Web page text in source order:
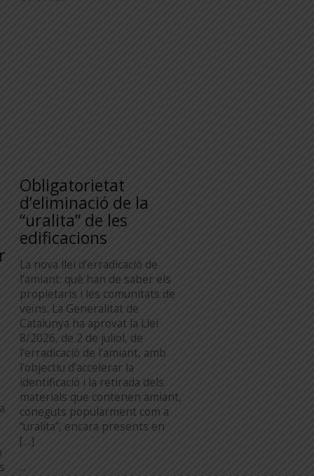
Obligatorietat
d’eliminació de la
“uralita” de les
edificacions
La nova llei d’erradicació de
l’amiant: què han de saber els
propietaris i les comunitats de
veïns. La Generalitat de
Catalunya ha aprovat la Llei
8/2026, de 2 de juliol, de
l’erradicació de l’amiant, amb
l’objectiu d’accelerar la
identificació i la retirada dels
materials que contenen amiant,
coneguts popularment com a
“uralita”, encara presents en
[…]
...